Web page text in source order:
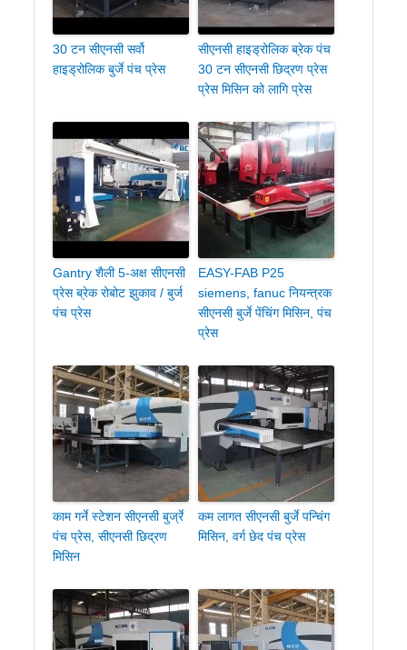
30 टन सीएनसी सर्वो
हाइड्रोलिक बुर्जे पंच प्रेस
सीएनसी हाइड्रोलिक ब्रेक पंच
30 टन सीएनसी छिद्रण प्रेस
प्रेस मिसिन को लागि प्रेस
Gantry शैली 5-अक्ष सीएनसी
प्रेस ब्रेक रोबोट झुकाव / बुर्ज
पंच प्रेस
EASY-FAB P25
siemens, fanuc नियन्त्रक
सीएनसी बुर्जे पेंचिंग मिसिन, पंच
प्रेस
काम गर्ने स्टेशन सीएनसी बुर्ज्रे
पंच प्रेस, सीएनसी छिद्रण
मिसिन
कम लागत सीएनसी बुर्जे पन्चिंग
मिसिन, वर्ग छेद पंच प्रेस